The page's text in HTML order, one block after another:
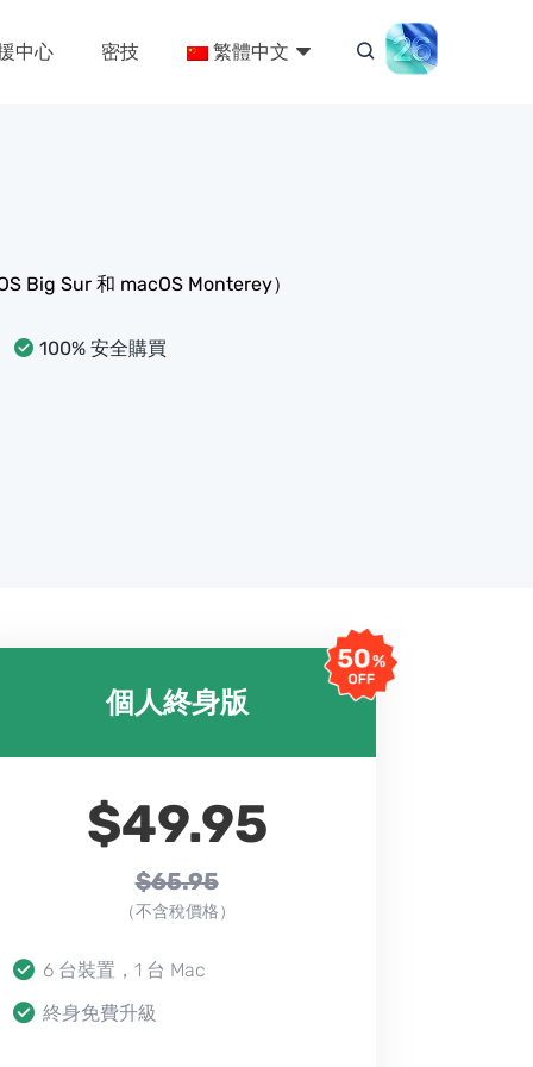
中心 密技 繁體中文
Big Sur 和 macOS Monterey）
100% 安全購買
個人終身版
$49.95
$65.95
（不含稅價格）
6 台裝置，1 台 Mac
終身免費升級